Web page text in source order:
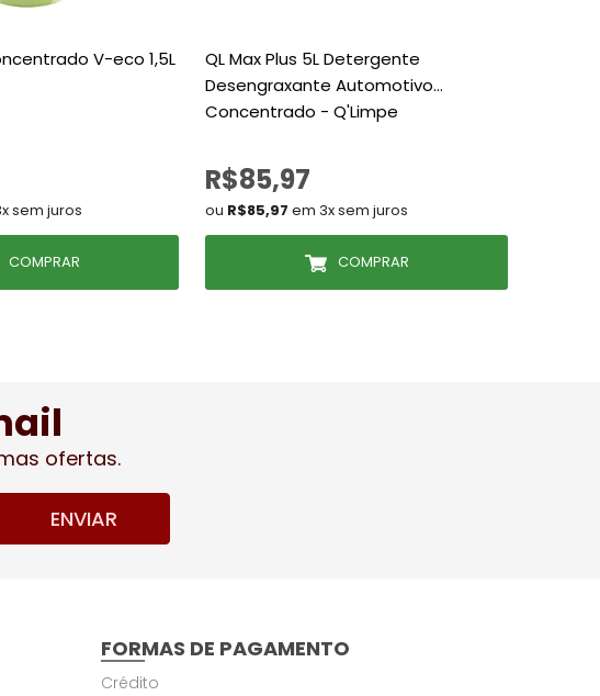
V-eco 1,5L
sem juros
COMPRAR
QL Max Plus 5L Detergente
Desengraxante Automotivo
Concentrado - Q'Limpe
R$85,97
ou R$85,97 em 3x sem juros
COMPRAR
ofertas.
ENVIAR
FORMAS DE PAGAMENTO
Crédito